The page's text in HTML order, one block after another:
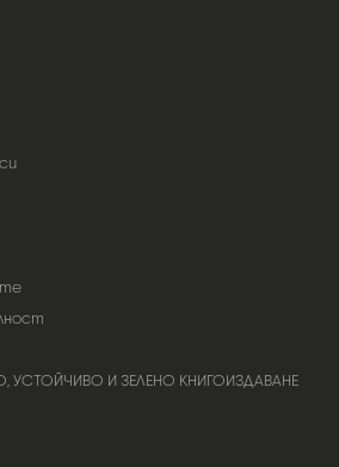
И ЗЕЛЕНО КНИГОИЗДАВАНЕ